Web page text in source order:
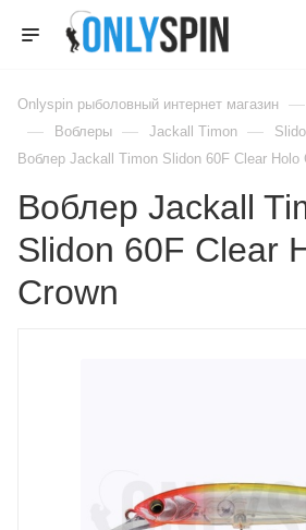
Onlyspin рыболовный интернет магазин —
— Воблеры — Jackall Timon —
Воблер Jackall Timon Slidon 60F Clear Holo
Воблер Jackall
Slidon 60F Clear
Crown